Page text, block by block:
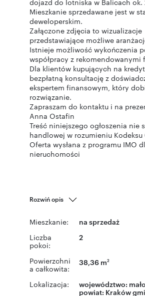
dojazd do lotniska w Balicach ok.
Mieszkanie sprzedawane jest w
deweloperskim.
Załączone zdjęcia to wizualizacje
przedstawiające możliwe
Istnieje możliwość wykończenia
współpracy z rekomendowanymi
Dla klientów kupujących na
bezpłatną konsultację z
ekspertem finansowym, który
rozwiązanie.
Zapraszam do kontaktu i na
Anna Ostafin
Treść niniejszego ogłoszenia nie
handlowej w rozumieniu
Oferta wysłana z programu IMO
nieruchomości
Rozwiń opis
Mieszkanie: na sprzedaż
Liczba
pokoi:
2
Powierzchni
a całkowita:
38,36 m2
Lokalizacja: województwo:
powiat: Kraków